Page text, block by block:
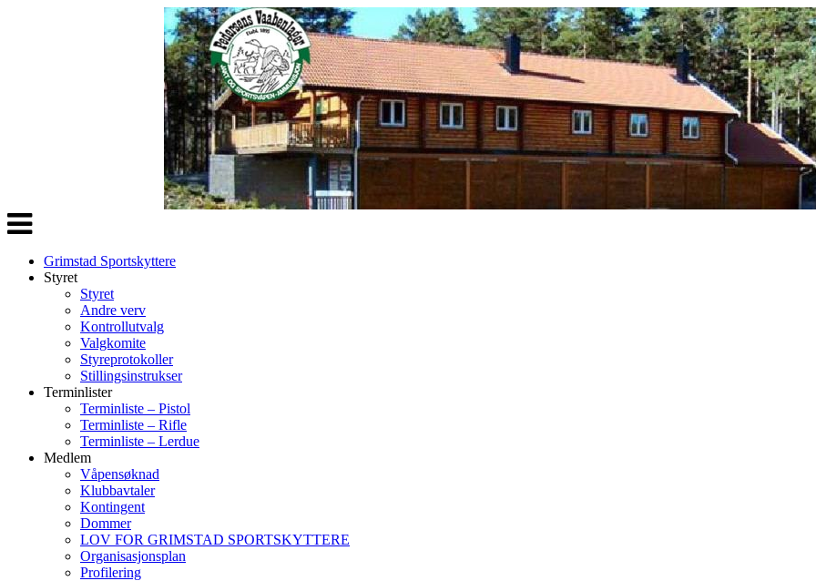
Veksle
navigasjon
Grimstad Sportskyttere
Styret
Styret
Andre verv
Kontrollutvalg
Valgkomite
Styreprotokoller
Stillingsinstrukser
Terminlister
Terminliste – Pistol
Terminliste – Rifle
Terminliste – Lerdue
Medlem
Våpensøknad
Klubbavtaler
Kontingent
Dommer
LOV FOR GRIMSTAD SPORTSKYTTERE
Organisasjonsplan
Profilering